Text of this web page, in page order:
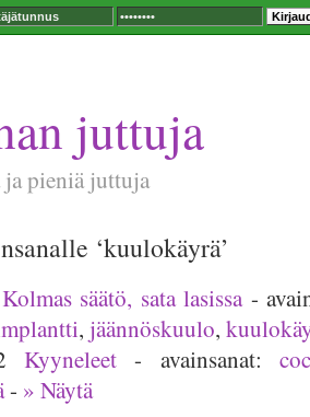
juttuja
pieniä juttuja
‘kuulokäyrä’
Kolmas säätö, sata lasissa-
, jäännöskuulo,
Kyyneleet- avainsanat:
- » Näytä